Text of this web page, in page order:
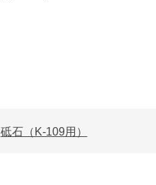
砥石（K-109用）